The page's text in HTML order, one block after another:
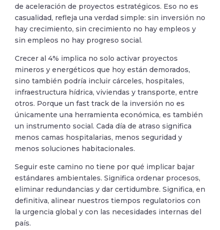
de aceleración de proyectos estratégicos. Eso no es
casualidad, refleja una verdad simple: sin inversión no
hay crecimiento, sin crecimiento no hay empleos y
sin empleos no hay progreso social.
Crecer al 4% implica no solo activar proyectos
mineros y energéticos que hoy están demorados,
sino también podría incluir cárceles, hospitales,
infraestructura hídrica, viviendas y transporte, entre
otros. Porque un fast track de la inversión no es
únicamente una herramienta económica, es también
un instrumento social. Cada día de atraso significa
menos camas hospitalarias, menos seguridad y
menos soluciones habitacionales.
Seguir este camino no tiene por qué implicar bajar
estándares ambientales. Significa ordenar procesos,
eliminar redundancias y dar certidumbre. Significa, en
definitiva, alinear nuestros tiempos regulatorios con
la urgencia global y con las necesidades internas del
país.